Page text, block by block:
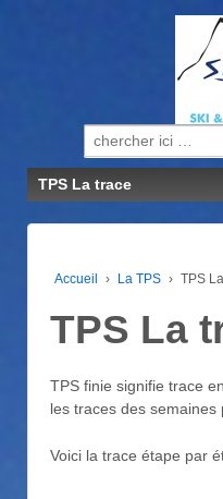
Recherche pour:
TPS La trace
Accueil › La TPS › TPS
TPS La
TPS finie signifie trace
les traces des semaines
Voici la trace étape par